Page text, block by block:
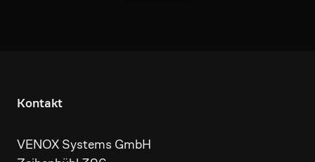
Kontakt
VENOX Systems GmbH